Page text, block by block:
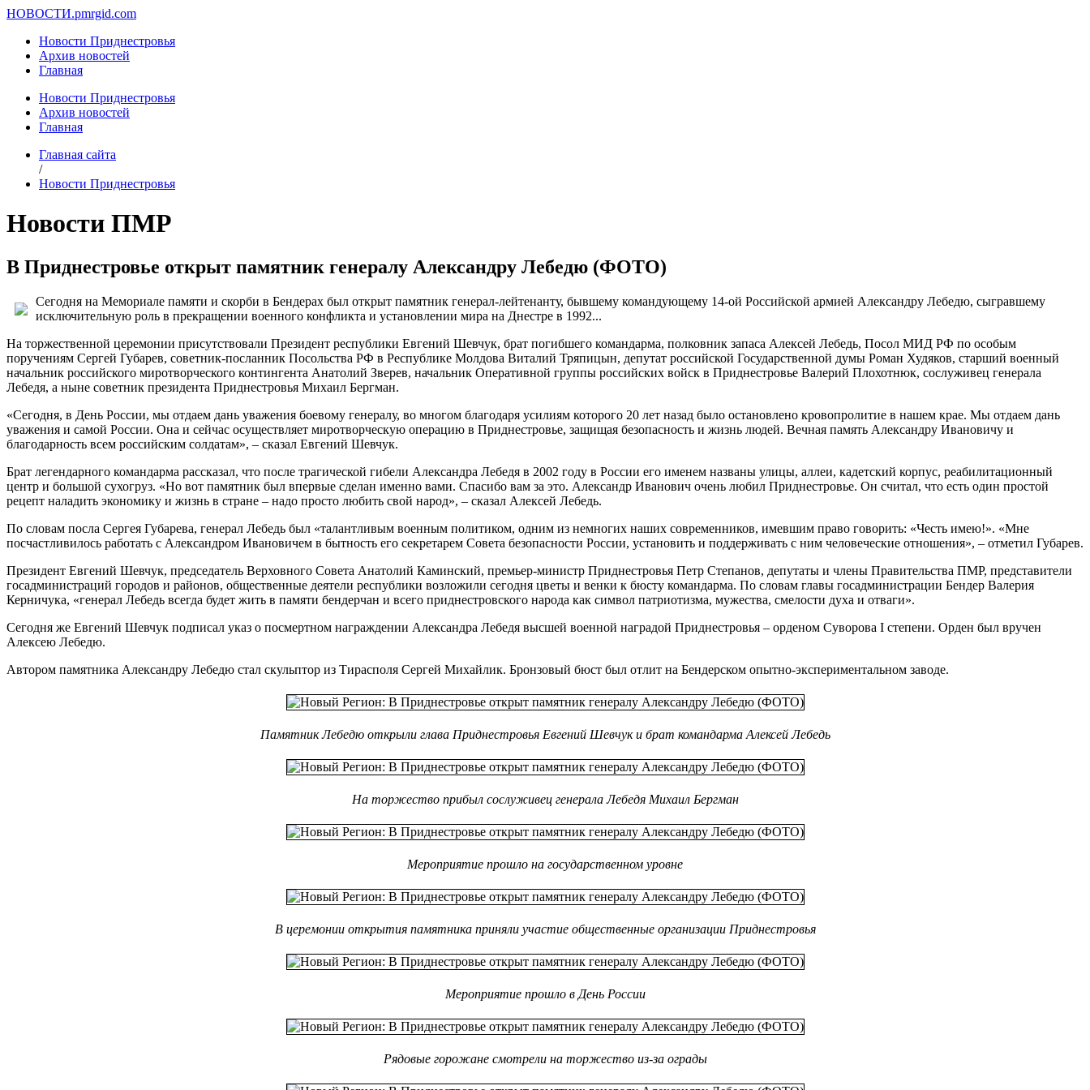
НОВОСТИ.pmrgid.com
Новости Приднестровья
Архив новостей
Главная
Новости Приднестровья
Архив новостей
Главная
Главная сайта
/
Новости Приднестровья
Новости ПМР
В Приднестровье открыт памятник генералу Александру Лебедю (ФОТО)
Сегодня на Мемориале памяти и скорби в Бендерах был открыт памятник генерал-лейтенанту, бывшему командующему 14-ой Российской армией Александру Лебедю, сыгравшему
исключительную роль в прекращении военного конфликта и установлении мира на Днестре в 1992...
На торжественной церемонии присутствовали Президент республики Евгений Шевчук, брат погибшего командарма, полковник запаса Алексей Лебедь, Посол МИД РФ по особым
поручениям Сергей Губарев, советник-посланник Посольства РФ в Республике Молдова Виталий Тряпицын, депутат российской Государственной думы Роман Худяков, старший военный
начальник российского миротворческого контингента Анатолий Зверев, начальник Оперативной группы российских войск в Приднестровье Валерий Плохотнюк, сослуживец генерала
Лебедя, а ныне советник президента Приднестровья Михаил Бергман.
«Сегодня, в День России, мы отдаем дань уважения боевому генералу, во многом благодаря усилиям которого 20 лет назад было остановлено кровопролитие в нашем крае. Мы отдаем дань
уважения и самой России. Она и сейчас осуществляет миротворческую операцию в Приднестровье, защищая безопасность и жизнь людей. Вечная память Александру Ивановичу и
благодарность всем российским солдатам», – сказал Евгений Шевчук.
Брат легендарного командарма рассказал, что после трагической гибели Александра Лебедя в 2002 году в России его именем названы улицы, аллеи, кадетский корпус, реабилитационный
центр и большой сухогруз. «Но вот памятник был впервые сделан именно вами. Спасибо вам за это. Александр Иванович очень любил Приднестровье. Он считал, что есть один простой
рецепт наладить экономику и жизнь в стране – надо просто любить свой народ», – сказал Алексей Лебедь.
По словам посла Сергея Губарева, генерал Лебедь был «талантливым военным политиком, одним из немногих наших современников, имевшим право говорить: «Честь имею!». «Мне
посчастливилось работать с Александром Ивановичем в бытность его секретарем Совета безопасности России, установить и поддерживать с ним человеческие отношения», – отметил Губарев.
Президент Евгений Шевчук, председатель Верховного Совета Анатолий Каминский, премьер-министр Приднестровья Петр Степанов, депутаты и члены Правительства ПМР, представители
госадминистраций городов и районов, общественные деятели республики возложили сегодня цветы и венки к бюсту командарма. По словам главы госадминистрации Бендер Валерия
Керничука, «генерал Лебедь всегда будет жить в памяти бендерчан и всего приднестровского народа как символ патриотизма, мужества, смелости духа и отваги».
Сегодня же Евгений Шевчук подписал указ о посмертном награждении Александра Лебедя высшей военной наградой Приднестровья – орденом Суворова I степени. Орден был вручен
Алексею Лебедю.
Автором памятника Александру Лебедю стал скульптор из Тирасполя Сергей Михайлик. Бронзовый бюст был отлит на Бендерском опытно-экспериментальном заводе.
Памятник Лебедю открыли глава Приднестровья Евгений Шевчук и брат командарма Алексей Лебедь
На торжество прибыл сослуживец генерала Лебедя Михаил Бергман
Мероприятие прошло на государственном уровне
В церемонии открытия памятника приняли участие общественные организации Приднестровья
Мероприятие прошло в День России
Рядовые горожане смотрели на торжество из-за ограды